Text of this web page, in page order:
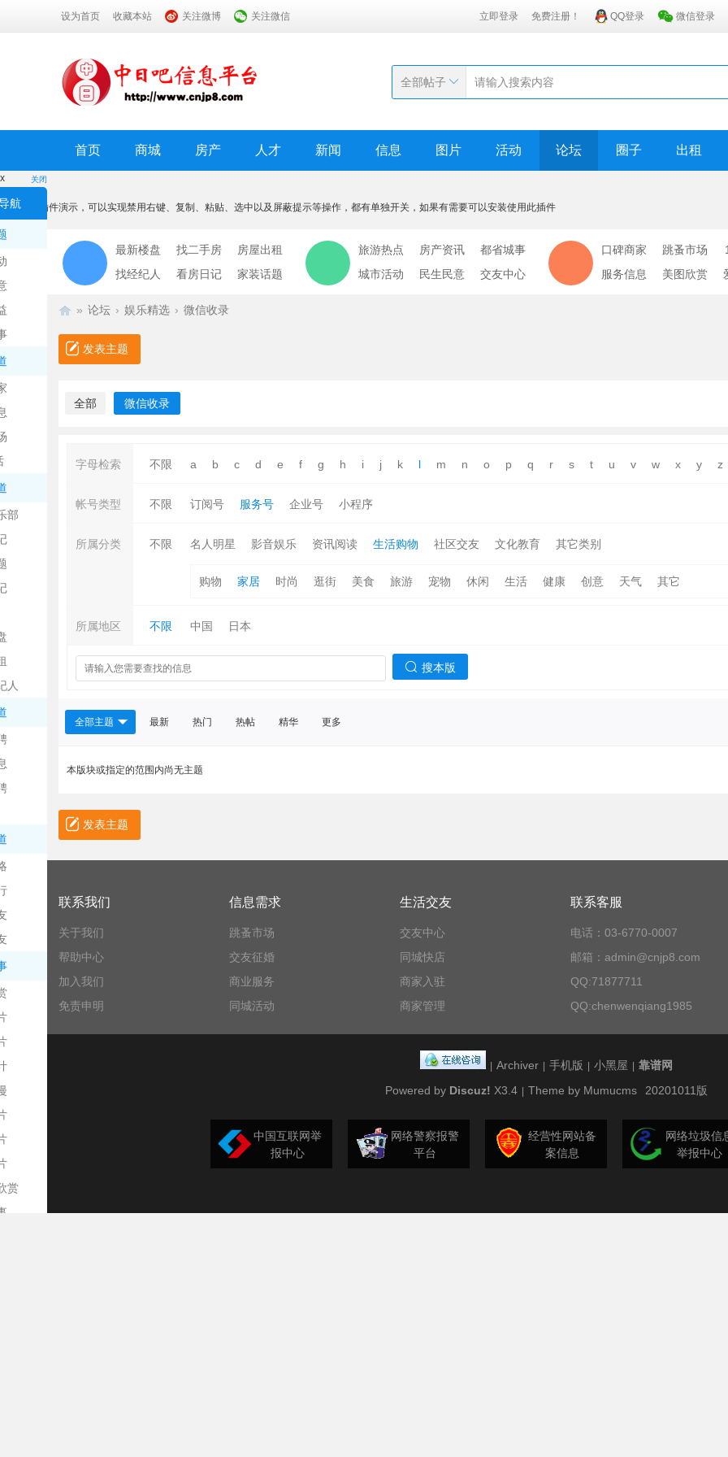
设为首页 收藏本站 关注微博 关注微信 立即登录 免费注册！ QQ登录 微信登录
全部帖子
首页 商城 房产 人才 新闻 信息 图片 活动 论坛 圈子 出租
关闭
航
部
人
赏
x
本功能为插件演示，可以实现禁用右键、复制、粘贴、选中以及屏蔽提示等操作，都有单独开关，如果有需要可以安装使用此插件
我知道了
最新楼盘 找二手房
房屋出租
找经纪人
看房日记 家装话题
旅游热点 房产资讯
都省城事
城市活动
民生民意 交友中心
口碑商家 跳蚤市场
服务信息
美图欣赏
» 论坛 › 娱乐精选 › 微信收录
发表主题
全部 微信收录
字母检索 不限 a b c d e f g h i j k l m n o p q r s t u v w x y z
帐号类型 不限 订阅号 服务号 企业号 小程序
所属分类 不限 名人明星 影音娱乐 资讯阅读 生活购物 社区交友 文化教育 其它类别
购物 家居 时尚 逛街 美食 旅游 宠物 休闲 生活 健康 创意 天气 其它
所属地区 不限 中国 日本
搜本版
全部主题 最新 热门 热帖 精华 更多
本版块或指定的范围内尚无主题
发表主题
联系我们
关于我们
帮助中心
加入我们
免责申明
信息需求
跳蚤市场
交友征婚
商业服务
同城活动
生活交友
交友中心
同城快店
商家入驻
商家管理
联系客服
电话：03-6770-0007
邮箱：admin@cnjp8.com
QQ:71877711
QQ:chenwenqiang1985
Archiver 手机版 小黑屋
靠谱网
Powered by Discuz! X3.4 Theme by Mumucms 20201011版
中国互联网举
报中心
网络警察报警
平台
经营性网站备
案信息
网络垃圾信
举报中心